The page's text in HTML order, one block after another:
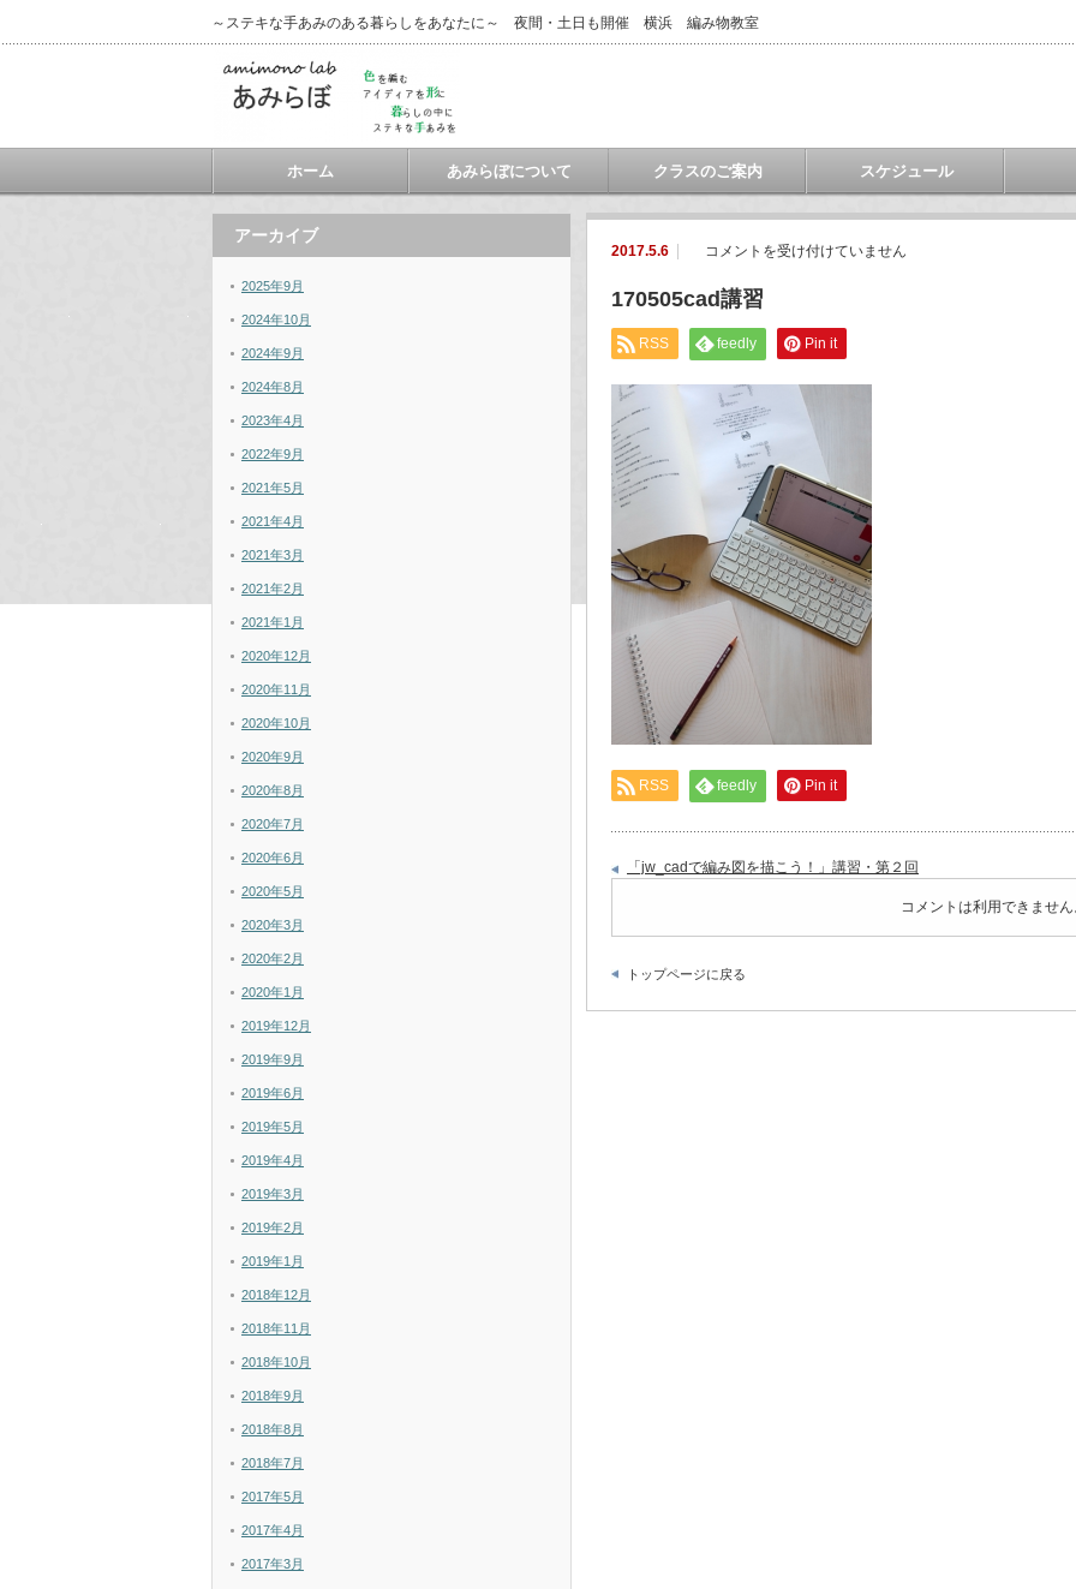
～ステキな手あみのある暮らしをあなたに～ 夜間・土日も開催 横浜 編み物教室
ホーム あみらぼについて クラスのご案内 スケジュール
2017.5.6
170505cad
は
コメントを受け付けていません
170505cad講習
RSS feedly Pin it
RSS feedly Pin it
「jw_cadで編み図を描こう！」講習・第２回
コメントは利用できませ
トップページに戻る
アーカイブ
2025年9月
2024年10月
2024年9月
2024年8月
2023年4月
2022年9月
2021年5月
2021年4月
2021年3月
2021年2月
2021年1月
2020年12月
2020年11月
2020年10月
2020年9月
2020年8月
2020年7月
2020年6月
2020年5月
2020年3月
2020年2月
2020年1月
2019年12月
2019年9月
2019年6月
2019年5月
2019年4月
2019年3月
2019年2月
2019年1月
2018年12月
2018年11月
2018年10月
2018年9月
2018年8月
2018年7月
2017年5月
2017年4月
2017年3月